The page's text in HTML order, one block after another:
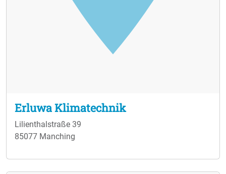
Erluwa Klimatechnik
Lilienthalstraße 39
85077 Manching